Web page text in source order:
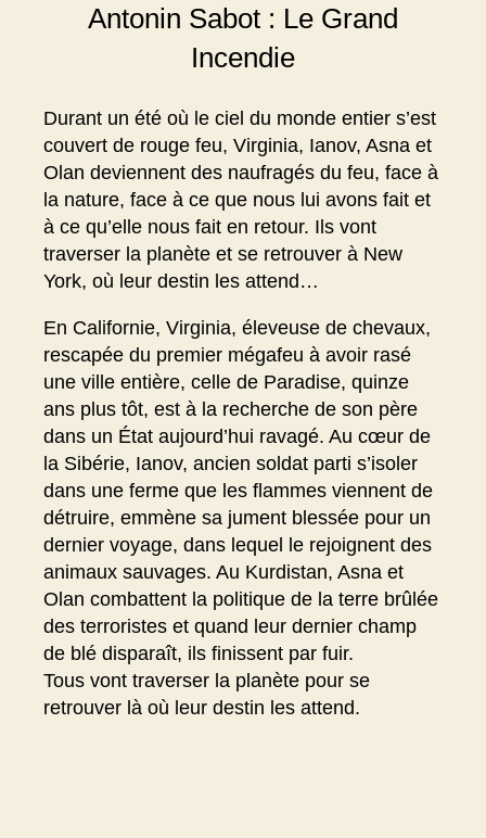
Antonin Sabot : Le Grand
Incendie
Durant un été où le ciel du monde entier s’est
couvert de rouge feu, Virginia, Ianov, Asna et
Olan deviennent des naufragés du feu, face à
la nature, face à ce que nous lui avons fait et
à ce qu’elle nous fait en retour. Ils vont
traverser la planète et se retrouver à New
York, où leur destin les attend…
En Californie, Virginia, éleveuse de chevaux,
rescapée du premier mégafeu à avoir rasé
une ville entière, celle de Paradise, quinze
ans plus tôt, est à la recherche de son père
dans un État aujourd’hui ravagé. Au cœur de
la Sibérie, Ianov, ancien soldat parti s’isoler
dans une ferme que les flammes viennent de
détruire, emmène sa jument blessée pour un
dernier voyage, dans lequel le rejoignent des
animaux sauvages. Au Kurdistan, Asna et
Olan combattent la politique de la terre brûlée
des terroristes et quand leur dernier champ
de blé disparaît, ils finissent par fuir.
Tous vont traverser la planète pour se
retrouver là où leur destin les attend.